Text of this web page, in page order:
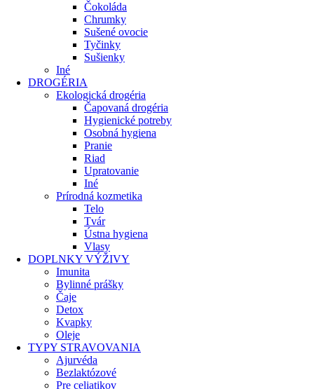
Čokoláda
Chrumky
Sušené ovocie
Tyčinky
Sušienky
Iné
DROGÉRIA
Ekologická drogéria
Čapovaná drogéria
Hygienické potreby
Osobná hygiena
Pranie
Riad
Upratovanie
Iné
Prírodná kozmetika
Telo
Tvár
Ústna hygiena
Vlasy
DOPLNKY VÝŽIVY
Imunita
Bylinné prášky
Čaje
Detox
Kvapky
Oleje
TYPY STRAVOVANIA
Ajurvéda
Bezlaktózové
Pre celiatikov